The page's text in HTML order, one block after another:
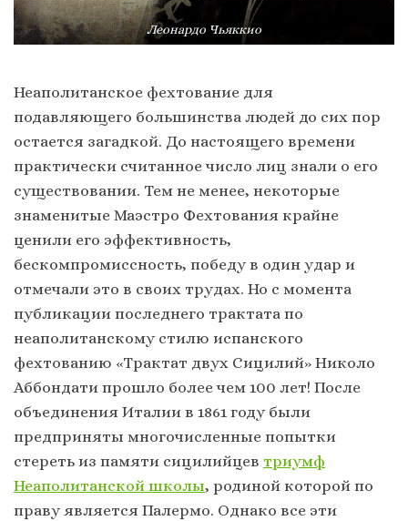
Леонардо Чьяккио
Неаполитанское фехтование для
подавляющего большинства людей до сих пор
остается загадкой. До настоящего времени
практически считанное число лиц знали о его
существовании. Тем не менее, некоторые
знаменитые Маэстро Фехтования крайне
ценили его эффективность,
бескомпромиссность, победу в один удар и
отмечали это в своих трудах. Но с момента
публикации последнего трактата по
неаполитанскому стилю испанского
фехтованию «Трактат двух Сицилий» Николо
Аббондати прошло более чем 100 лет! После
объединения Италии в 1861 году были
предприняты многочисленные попытки
стереть из памяти сицилийцев триумф
Неаполитанской школы, родиной которой по
праву является Палермо. Однако все эти